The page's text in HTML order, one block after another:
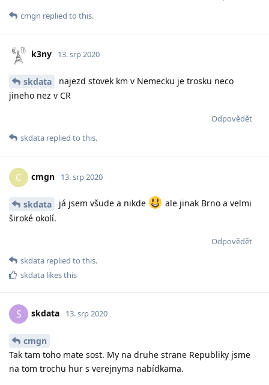
cmgn replied to this.
k3ny 13. srp 2020
skdata
najezd stovek km v Nemecku je trosku neco
jineho nez v CR
Odpovědět
skdata replied to this.
C cmgn 13. srp 2020
skdata já jsem všude a nikde
ale jinak Brno a velmi
široké okolí.
Odpovědět
skdata replied to this.
skdata likes this
S skdata 13. srp 2020
cmgn
Tak tam toho mate sost. My na druhe strane Republiky jsme
na tom trochu hur s verejnyma nabídkama.